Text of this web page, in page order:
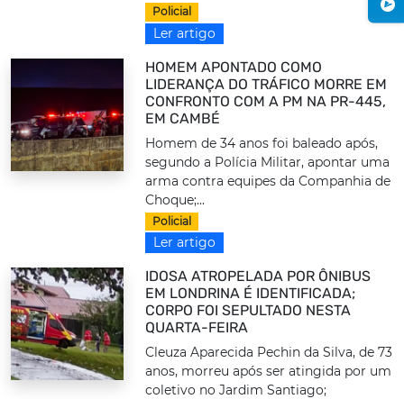
Policial
Ler artigo
HOMEM APONTADO COMO
LIDERANÇA DO TRÁFICO MORRE EM
CONFRONTO COM A PM NA PR-445,
EM CAMBÉ
Homem de 34 anos foi baleado após,
segundo a Polícia Militar, apontar uma
arma contra equipes da Companhia de
Choque;...
Policial
Ler artigo
IDOSA ATROPELADA POR ÔNIBUS
EM LONDRINA É IDENTIFICADA;
CORPO FOI SEPULTADO NESTA
QUARTA-FEIRA
Cleuza Aparecida Pechin da Silva, de 73
anos, morreu após ser atingida por um
coletivo no Jardim Santiago;